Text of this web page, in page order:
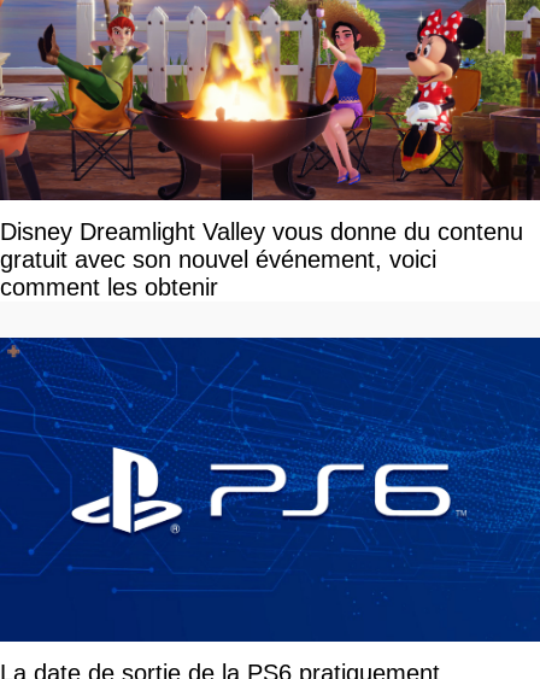
Disney Dreamlight Valley vous donne du contenu
gratuit avec son nouvel événement, voici
comment les obtenir
La date de sortie de la PS6 pratiquement